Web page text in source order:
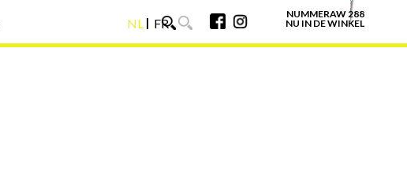
NL
FR
NUMMERAW 288
NU IN DE WINKEL